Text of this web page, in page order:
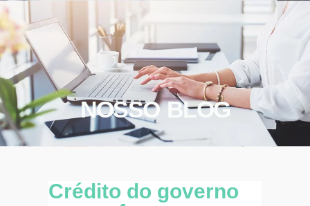
NOSSO BLOG
Crédito do governo